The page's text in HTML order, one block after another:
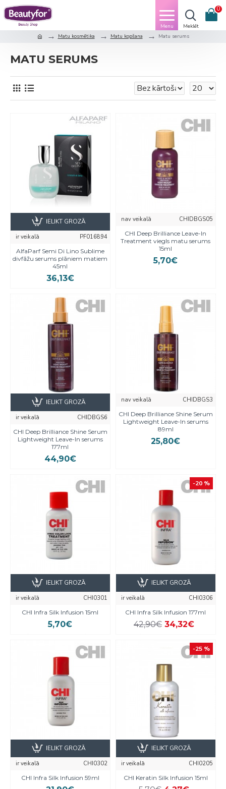
0
Matu kosmētika Matu kopšana Matu serums
MATU SERUMS
ir veikalā
PF016894
AlfaParf Semi Di Lino Sublime
divfāžu serums plāniem matiem
45ml
36,13€
IELIKT GROZĀ nav veikalā
CHIDBGS05
CHI Deep Brilliance Leave-In
Treatment viegls matu serums
15ml
5,70€
ir veikalā
CHIDBGS6
CHI Deep Brilliance Shine Serum
Lightweight Leave-In serums
177ml
44,90€
IELIKT GROZĀ nav veikalā
CHIDBGS3
CHI Deep Brilliance Shine Serum
Lightweight Leave-In serums
89ml
25,80€
ir veikalā
CHI0301
CHI Infra Silk Infusion 15ml
5,70€
IELIKT GROZĀ
-20 %
ir veikalā
CHI0306
CHI Infra Silk Infusion 177ml
42,90€ 34,32€
IELIKT GROZĀ
ir veikalā
CHI0302
CHI Infra Silk Infusion 59ml
IELIKT GROZĀ
-25 %
ir veikalā
CHI0205
CHI Keratin Silk Infusion 15ml
IELIKT GROZĀ